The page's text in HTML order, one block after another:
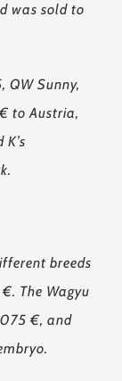
was sold to
QW Sunny,
to Austria,
breeds
The Wagyu
€, and